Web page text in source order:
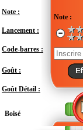
Note :
Note :
Lancement :
Code-barres :
Goût :
Goût Détail :
Boisé